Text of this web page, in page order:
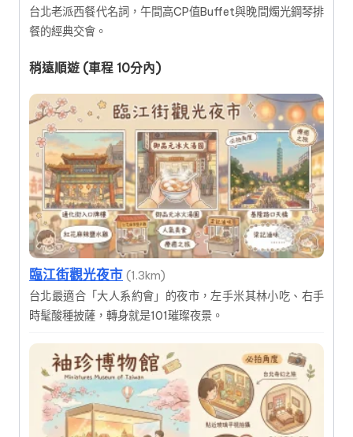
台北老派西餐代名詞，午間高CP值Buffet與晚間燭光鋼琴排
餐的經典交會。
稍遠順遊 (車程 10分內)
臨江街觀光夜市 (1.3km)
台北最適合「大人系約會」的夜市，左手米其林小吃、右手
時髦酸種披薩，轉身就是101璀璨夜景。